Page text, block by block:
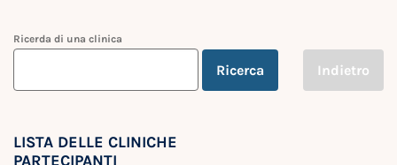
Ricerda di una clinica
Ricerca Indietro
LISTA DELLE CLINICHE
PARTECIPANTI